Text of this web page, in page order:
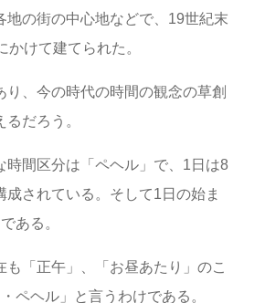
地の街の中心地などで、19世紀末
けて建てられた。
り、今の時代の時間の観念の草創
だろう。
時間区分は「ペヘル」で、1日は8
成されている。そして1日の始ま
ある。
も「正午」、「お昼あたり」のこ
ペヘル」と言うわけである。